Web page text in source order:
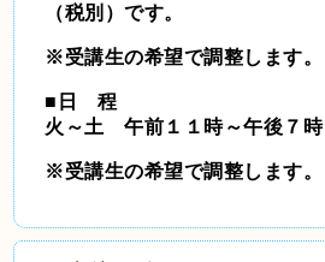
（税別）です。
※受講生の希望で調整します。
■日 程
火～土 午前１１時～午後７時
※受講生の希望で調整します。